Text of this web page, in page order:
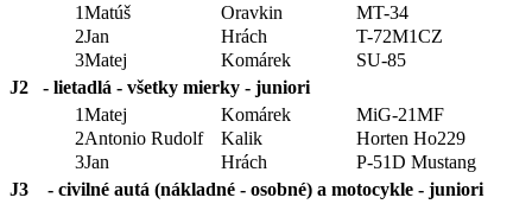
1Matúš Oravkin
MT-34
2Jan Hrách
T-72M1CZ
3Matej Komárek
SU-85
J2 - lietadlá - všetky mierky - juniori
1Matej Komárek
MiG-21MF
2Antonio Rudolf Kalik
Horten Ho229
3Jan Hrách
P-51D Mustang
J3 - civilné autá (nákladné - osobné) a motocykle - juniori